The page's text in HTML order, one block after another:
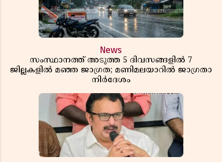
News
സംസ്ഥാനത്ത് അടുത്ത 5 ദിവസങ്ങളിൽ 7
ജില്ലകളിൽ മഞ്ഞ ജാഗ്രത; മണിമലയാറിൽ ജാഗ്രതാ
നിർദേശം